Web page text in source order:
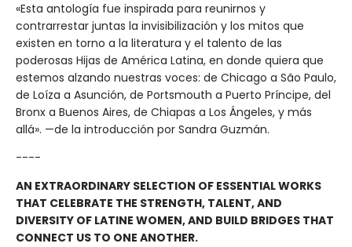
«Esta antología fue inspirada para reunirnos y
contrarrestar juntas la invisibilización y los mitos que
existen en torno a la literatura y el talento de las
poderosas Hijas de América Latina, en donde quiera que
estemos alzando nuestras voces: de Chicago a São Paulo,
de Loíza a Asunción, de Portsmouth a Puerto Príncipe, del
Bronx a Buenos Aires, de Chiapas a Los Ángeles, y más
allá». —de la introducción por Sandra Guzmán.
----
AN EXTRAORDINARY SELECTION OF ESSENTIAL WORKS
THAT CELEBRATE THE STRENGTH, TALENT, AND
DIVERSITY OF LATINE WOMEN, AND BUILD BRIDGES THAT
CONNECT US TO ONE ANOTHER.